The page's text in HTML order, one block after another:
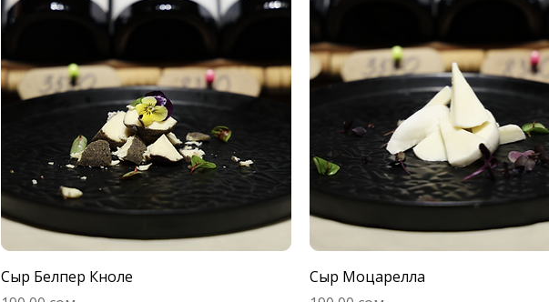
Сыр Белпер Кноле
Сыр Моцарелла